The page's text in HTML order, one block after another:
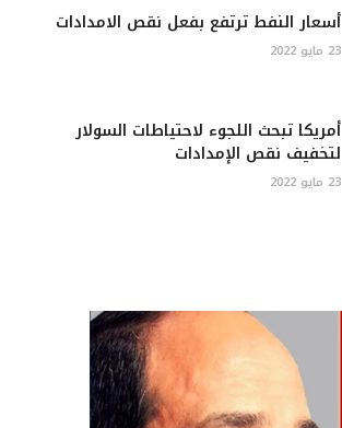
أسعار النفط ترتفع بفعل نقص الامدادات
23 مايو 2022
أمريكا تبحث اللجوء لاحتياطات السولار
لتخفيف نقص الإمدادات
23 مايو 2022